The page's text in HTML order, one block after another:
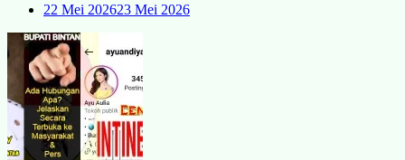
22 Mei 202623 Mei 2026